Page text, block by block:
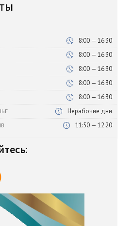
8:00 — 16:30
8:00 — 16:30
8:00 — 16:30
8:00 — 16:30
8:00 — 16:30
Нерабочие дни
11:50 — 12:20